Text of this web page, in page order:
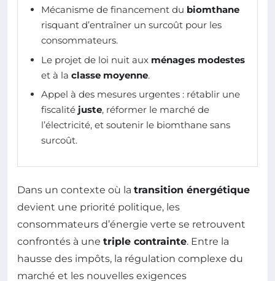
Mécanisme de financement du biomthane
risquant d’entraîner un surcoût pour les
consommateurs.
Le projet de loi nuit aux ménages modestes
et à la classe moyenne.
Appel à des mesures urgentes : rétablir une
fiscalité juste, réformer le marché de
l’électricité, et soutenir le biomthane sans
surcoût.
Dans un contexte où la transition énergétique
devient une priorité politique, les
consommateurs d’énergie verte se retrouvent
confrontés à une triple contrainte. Entre la
hausse des impôts, la régulation complexe du
marché et les nouvelles exigences